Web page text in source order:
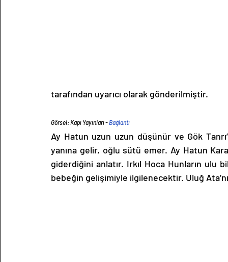
tarafından uyarıcı olarak gönderilmiştir.
Görsel: Kapı Yayınları - Bağlantı
Ay Hatun uzun uzun düşünür ve Gök
yanına gelir, oğlu sütü emer. Ay Hatun Kara
giderdiğini anlatır. Irkıl Hoca Hunların ulu
bebeğin gelişimiyle ilgilenecektir. Uluğ